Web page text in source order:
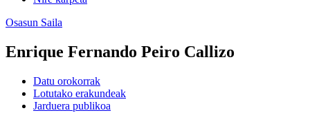
Osasun Saila
Enrique Fernando Peiro Callizo
Datu orokorrak
Lotutako erakundeak
Jarduera publikoa